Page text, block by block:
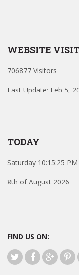
WEBSITE
706877 Visitors
Last Update: Feb 5,
TODAY
Saturday 10:15:25 PM
8th of August 2026
FIND US ON: